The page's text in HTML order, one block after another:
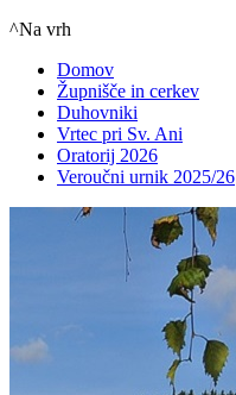
^Na vrh
Domov
Župnišče in cerkev
Duhovniki
Vrtec pri Sv. Ani
Oratorij 2026
Veroučni urnik 2025/26